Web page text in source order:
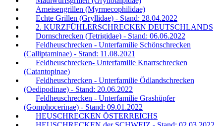
Ameisengrillen (Myrmecophilidae)
Echte Grillen (Gryllidae) - Stand: 28.04.2022
2. KURZFÜHLERSCHRECKEN DEUTSCHLANDS
Dornschrecken (Tetrigidae) - Stand: 06.06.2022
Feldheuschrecken - Unterfamilie Schönschrecken
(Calliptaminae) - Stand: 11.08.2021
Feldheuschrecken- Unterfamilie Knarrschrecken
(Catantopinae)
Feldheuschrecken - Unterfamilie Ödlandschrecken
(Oedipodinae) - Stand: 20.06.2022
Feldheuschrecken - Unterfamilie Grashüpfer
(Gomphocerinae) - Stand: 09.01.2022
HEUSCHRECKEN ÖSTERREICHS